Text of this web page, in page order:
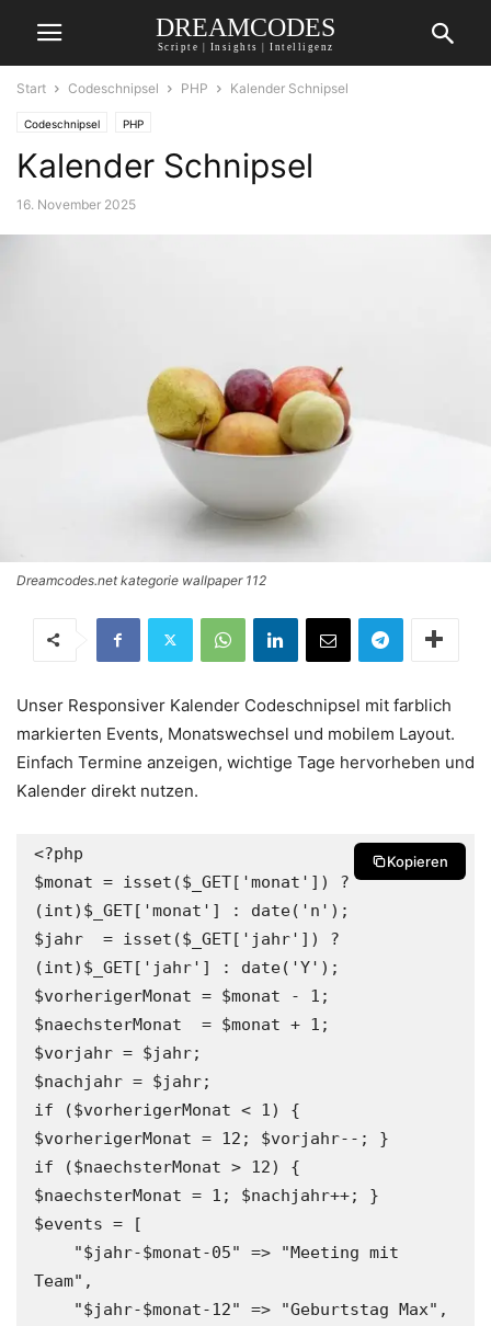
DREAMCODES
Scripte | Insights | Intelligenz
Start Codeschnipsel PHP Kalender Schnipsel
Codeschnipsel PHP
Kalender Schnipsel
16. November 2025
Dreamcodes.net kategorie wallpaper 112
Unser Responsiver Kalender Codeschnipsel mit farblich
markierten Events, Monatswechsel und mobilem Layout.
Einfach Termine anzeigen, wichtige Tage hervorheben und
Kalender direkt nutzen.
<?php
$monat = isset($_GET['monat']) ?
(int)$_GET['monat'] : date('n');
$jahr  = isset($_GET['jahr']) ?
(int)$_GET['jahr'] : date('Y');
$vorherigerMonat = $monat - 1;
$naechsterMonat  = $monat + 1;
$vorjahr = $jahr;
$nachjahr = $jahr;
if ($vorherigerMonat < 1) {
$vorherigerMonat = 12; $vorjahr--; }
if ($naechsterMonat > 12) {
$naechsterMonat = 1; $nachjahr++; }
$events = [
Team",
Kopieren